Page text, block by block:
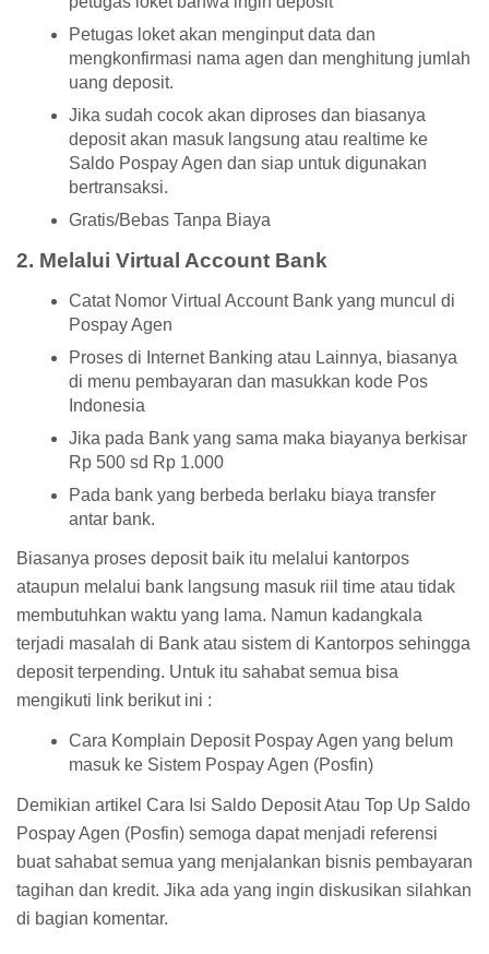
Petugas loket akan menginput data dan
mengkonfirmasi nama agen dan menghitung jumlah
uang deposit.
Jika sudah cocok akan diproses dan biasanya
deposit akan masuk langsung atau realtime ke
Saldo Pospay Agen dan siap untuk digunakan
bertransaksi.
Gratis/Bebas Tanpa Biaya
2. Melalui Virtual Account Bank
Catat Nomor Virtual Account Bank yang muncul di
Pospay Agen
Proses di Internet Banking atau Lainnya, biasanya
di menu pembayaran dan masukkan kode Pos
Indonesia
Jika pada Bank yang sama maka biayanya berkisar
Rp 500 sd Rp 1.000
Pada bank yang berbeda berlaku biaya transfer
antar bank.
Biasanya proses deposit baik itu melalui kantorpos
ataupun melalui bank langsung masuk riil time atau tidak
membutuhkan waktu yang lama. Namun kadangkala
terjadi masalah di Bank atau sistem di Kantorpos sehingga
deposit terpending. Untuk itu sahabat semua bisa
mengikuti link berikut ini :
Cara Komplain Deposit Pospay Agen yang belum
masuk ke Sistem Pospay Agen (Posfin)
Demikian artikel Cara Isi Saldo Deposit Atau Top Up Saldo
Pospay Agen (Posfin) semoga dapat menjadi referensi
buat sahabat semua yang menjalankan bisnis pembayaran
tagihan dan kredit. Jika ada yang ingin diskusikan silahkan
di bagian komentar.